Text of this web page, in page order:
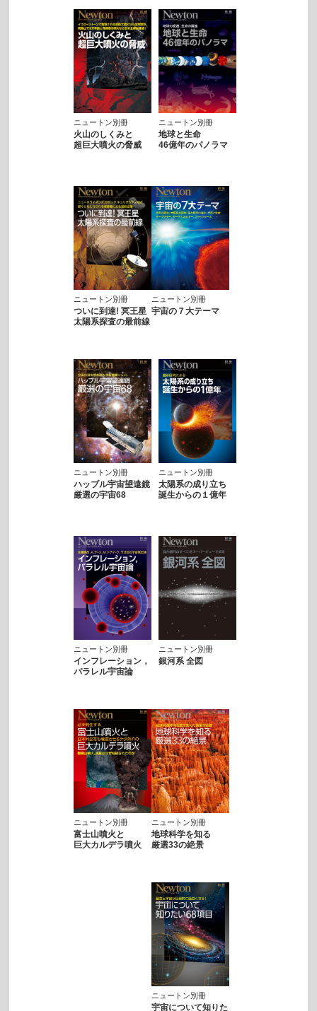
ニュートン別冊
火山のしくみと
超巨大噴火の脅威
ニュートン別冊
地球と生命
46億年のパノラマ
ニュートン別冊
ついに到達! 冥王星
太陽系探査の最前線
ニュートン別冊
宇宙の７大テーマ
ニュートン別冊
ハッブル宇宙望遠鏡
厳選の宇宙68
ニュートン別冊
太陽系の成り立ち
誕生からの１億年
ニュートン別冊
インフレーション，
パラレル宇宙論
ニュートン別冊
銀河系 全図
ニュートン別冊
富士山噴火と
巨大カルデラ噴火
ニュートン別冊
地球科学を知る
厳選33の絶景
ニュートン別冊
宇宙について知りた